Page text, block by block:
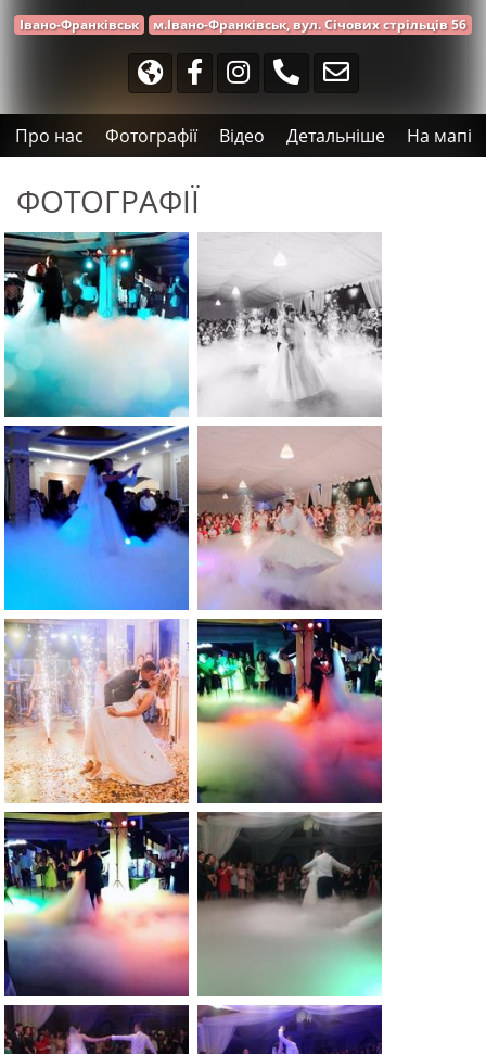
Івано-Франківськ м.Івано-Франківськ, вул. Січових стрільців 56
Про нас Фотографії Відео Детальніше На мапі
ФОТОГРАФІЇ